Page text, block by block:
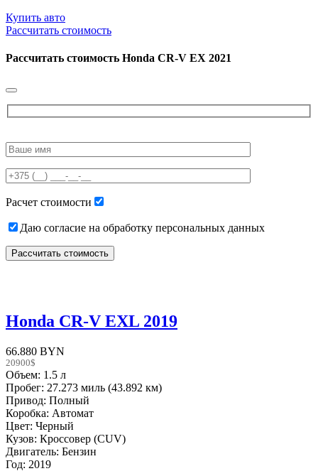
Купить авто
Рассчитать стоимость
Рассчитать стоимость Honda CR-V EX 2021
leave
field
empty.
Расчет стоимости
Даю согласие на обработку персональных данных
Honda CR-V EXL 2019
66.880 BYN
20900$
Объем: 1.5 л
Пробег: 27.273 миль (43.892 км)
Привод: Полный
Коробка: Автомат
Цвет: Черный
Кузов: Кроссовер (CUV)
Двигатель: Бензин
Год: 2019